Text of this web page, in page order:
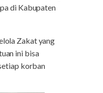
di Kabupaten
Zakat yang
ini bisa
korban